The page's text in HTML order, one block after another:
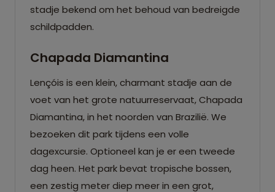
stadje bekend om het behoud van bedreigde
schildpadden.
Chapada Diamantina
Lençóis is een klein, charmant stadje aan de
voet van het grote natuurreservaat, Chapada
Diamantina, in het noorden van Brazilië. We
bezoeken dit park tijdens een volle
dagexcursie. Optioneel kan je er een tweede
dag heen. Het park bevat tropische bossen,
een zestig meter diep meer in een grot,